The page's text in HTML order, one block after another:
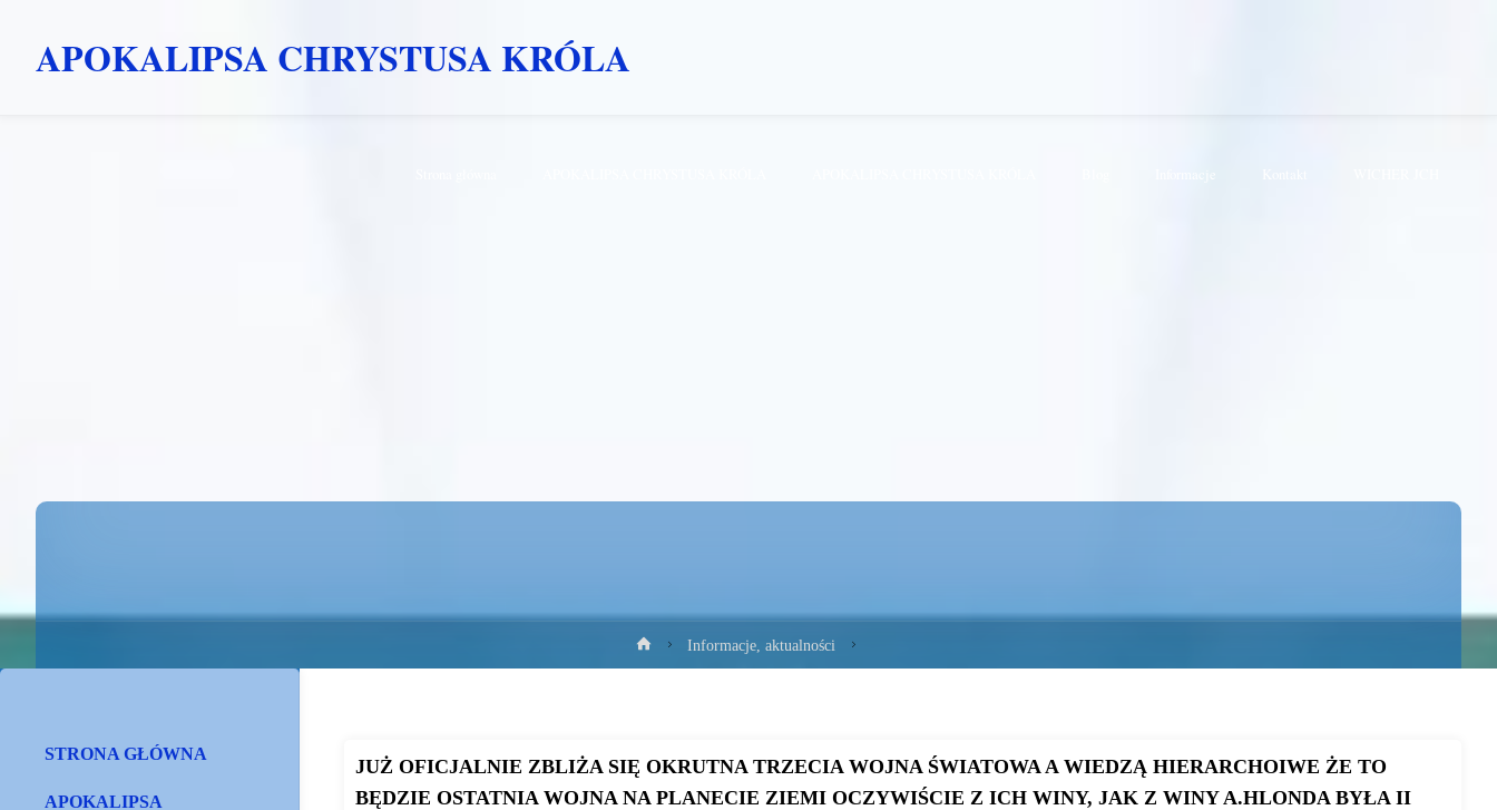
APOKALIPSA CHRYSTUSA KRÓLA
Informacje
Strona
główna
Informacje, aktualności
JUŻ OFICJALNIE ZBLIŻA SIĘ OKRUTNA TRZECIA WOJNA ŚWIATOWA A WIEDZĄ HIERARCHOIWE ŻE TO
BĘDZIE OSTATNIA WOJNA NA PLANECIE ZIEMI OCZYWIŚCIE Z ICH WINY, JAK Z WINY A.HLONDA BYŁA II
STRONA GŁÓWNA
APOKALIPSA